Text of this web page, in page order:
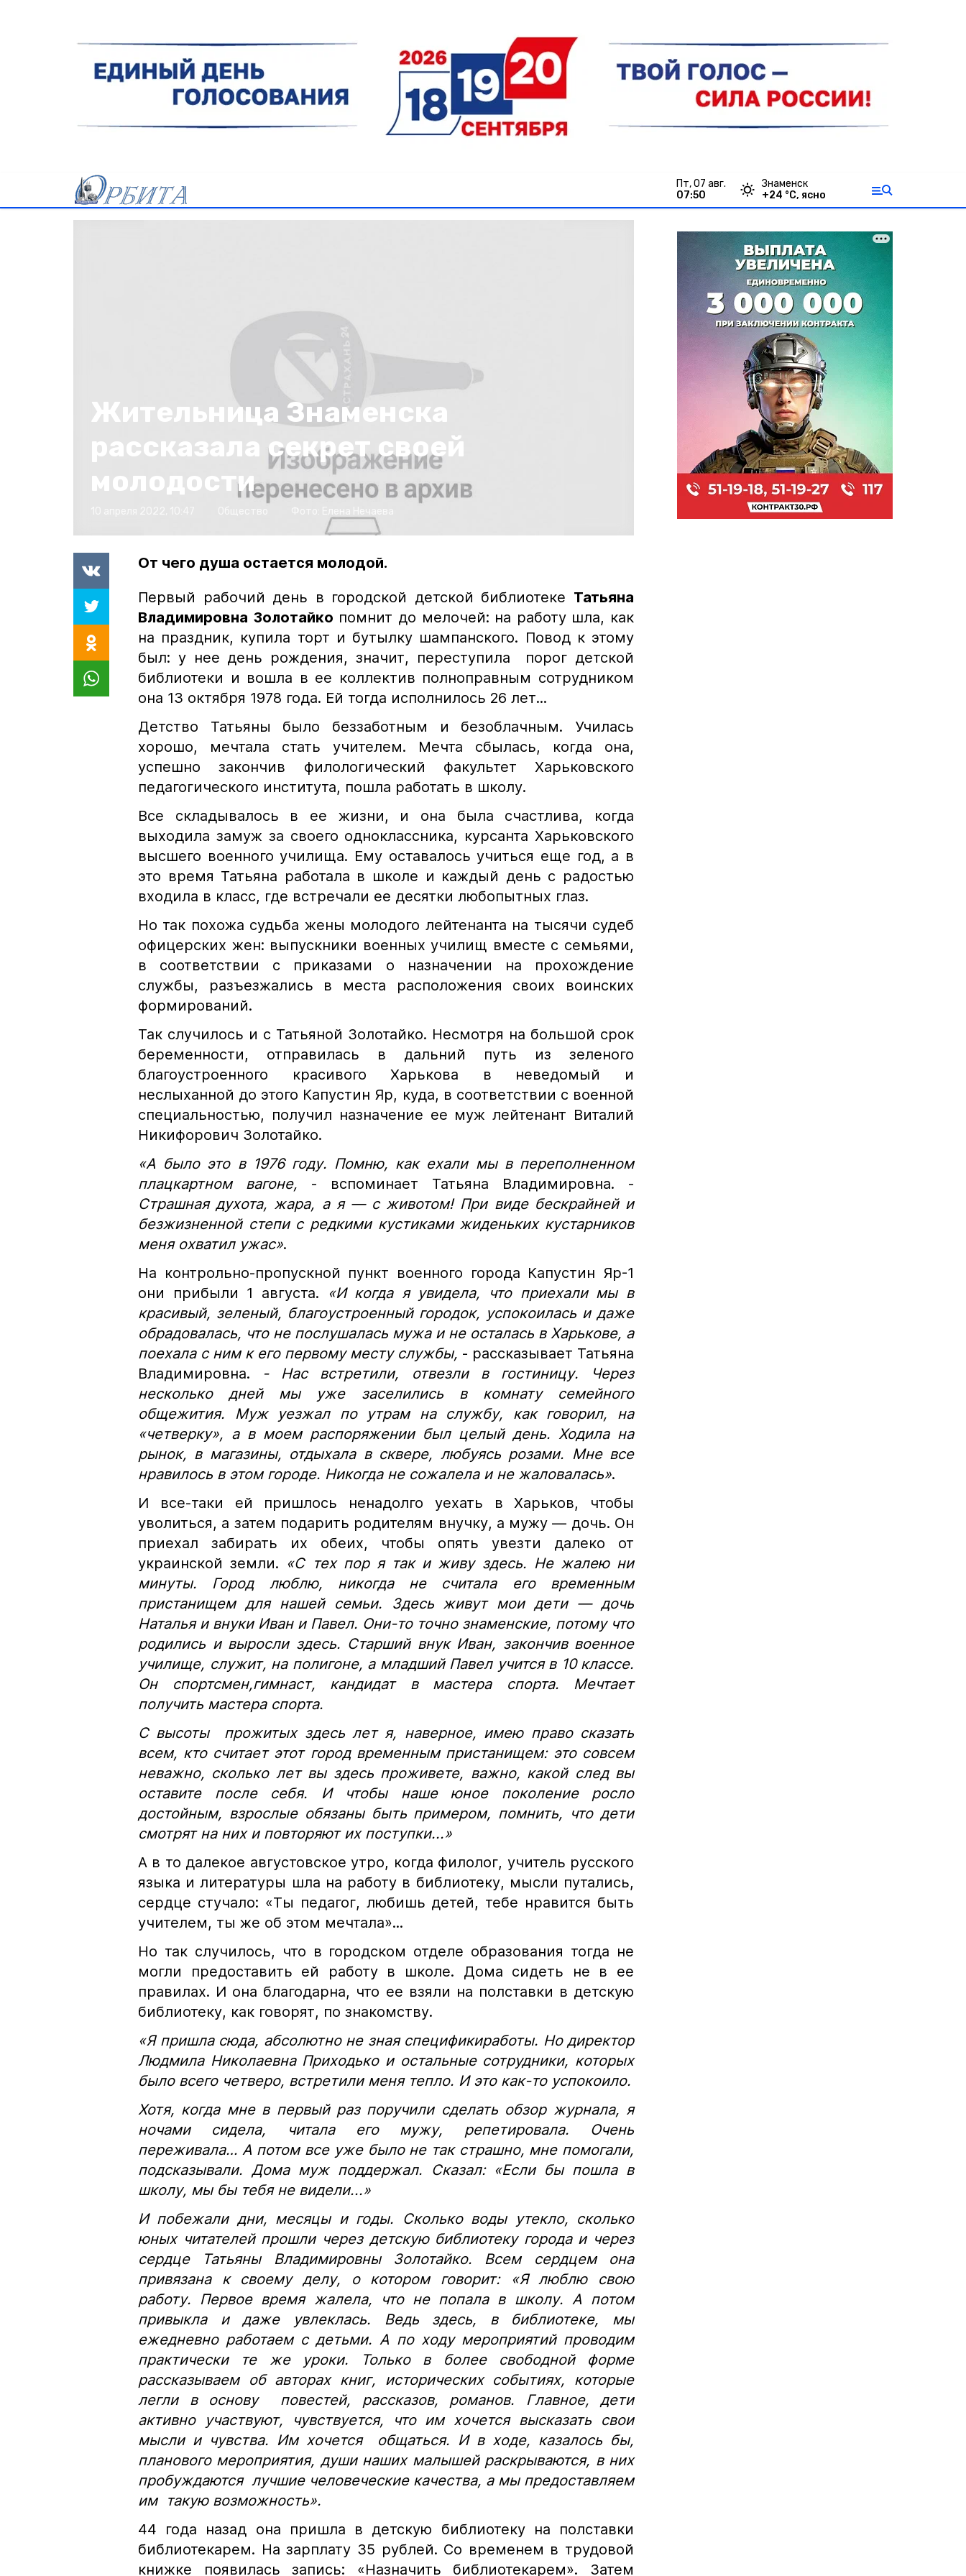
пт, 07 авг.
07:50
Знаменск
+24 °С, ясно
Жительница Знаменска
рассказала секрет своей
молодости
От чего душа остается молодой.
Первый рабочий день в городской детской библиотеке Татьяна
Владимировна Золотайко помнит до мелочей: на работу шла, как
на праздник, купила торт и бутылку шампанского. Повод к этому
был: у нее день рождения, значит, переступила порог детской
библиотеки и вошла в ее коллектив полноправным сотрудником
она 13 октября 1978 года. Ей тогда исполнилось 26 лет...
Детство Татьяны было беззаботным и безоблачным. Училась
хорошо, мечтала стать учителем. Мечта сбылась, когда она,
успешно закончив филологический факультет Харьковского
педагогического института, пошла работать в школу.
Все складывалось в ее жизни, и она была счастлива, когда
выходила замуж за своего одноклассника, курсанта Харьковского
высшего военного училища. Ему оставалось учиться еще год, а в
это время Татьяна работала в школе и каждый день с радостью
входила в класс, где встречали ее десятки любопытных глаз.
Но так похожа судьба жены молодого лейтенанта на тысячи судеб
офицерских жен: выпускники военных училищ вместе с семьями,
в соответствии с приказами о назначении на прохождение
службы, разъезжались в места расположения своих воинских
формирований.
Так случилось и с Татьяной Золотайко. Несмотря на большой срок
беременности, отправилась в дальний путь из зеленого
благоустроенного красивого Харькова в неведомый и
неслыханной до этого Капустин Яр, куда, в соответствии с военной
специальностью, получил назначение ее муж лейтенант Виталий
Никифорович Золотайко.
«А было это в 1976 году. Помню, как ехали мы в переполненном
плацкартном вагоне, - вспоминает Татьяна Владимировна. -
Страшная духота, жара, а я — с животом! При виде бескрайней и
безжизненной степи с редкими кустиками жиденьких кустарников
меня охватил ужас».
На контрольно-пропускной пункт военного города Капустин Яр-1
они прибыли 1 августа.
«И когда я увидела, что приехали мы в
красивый, зеленый, благоустроенный городок, успокоилась и даже
обрадовалась, что не послушалась мужа и не осталась в Харькове, а
поехала с ним к его первому месту службы, - рассказывает Татьяна
Владимировна.
- Нас встретили, отвезли в гостиницу. Через
несколько дней мы уже заселились в комнату семейного
общежития. Муж уезжал по утрам на службу, как говорил, на
«четверку», а в моем распоряжении был целый день. Ходила на
рынок, в магазины, отдыхала в сквере, любуясь розами. Мне все
нравилось в этом городе. Никогда не сожалела и не жаловалась».
И все-таки ей пришлось ненадолго уехать в Харьков, чтобы
уволиться, а затем подарить родителям внучку, а мужу — дочь. Он
приехал забирать их обеих, чтобы опять увезти далеко от
украинской земли. «С тех пор я так и живу здесь. Не жалею ни
минуты. Город люблю, никогда не считала его временным
пристанищем для нашей семьи. Здесь живут мои дети — дочь
Наталья и внуки Иван и Павел. Они-то точно знаменские, потому что
родились и выросли здесь. Старший внук Иван, закончив военное
училище, служит, на полигоне, а младший Павел учится в 10 классе.
Он спортсмен,гимнаст, кандидат в мастера спорта. Мечтает
получить мастера спорта.
С высоты прожитых здесь лет я, наверное, имею право сказать
всем, кто считает этот город временным пристанищем: это совсем
неважно, сколько лет вы здесь проживете, важно, какой след вы
оставите после себя. И чтобы наше юное поколение росло
достойным, взрослые обязаны быть примером, помнить, что дети
смотрят на них и повторяют их поступки...»
А в то далекое августовское утро, когда филолог, учитель русского
языка и литературы шла на работу в библиотеку, мысли путались,
сердце стучало: «Ты педагог, любишь детей, тебе нравится быть
учителем, ты же об этом мечтала»...
Но так случилось, что в городском отделе образования тогда не
могли предоставить ей работу в школе. Дома сидеть не в ее
правилах. И она благодарна, что ее взяли на полставки в детскую
библиотеку, как говорят, по знакомству.
«Я пришла сюда, абсолютно не зная спецификиработы. Но директор
Людмила Николаевна Приходько и остальные сотрудники, которых
было всего четверо, встретили меня тепло. И это как-то успокоило.
Хотя, когда мне в первый раз поручили сделать обзор журнала, я
ночами сидела, читала его мужу, репетировала. Очень
переживала… А потом все уже было не так страшно, мне помогали,
подсказывали. Дома муж поддержал. Сказал: «Если бы пошла в
школу, мы бы тебя не видели...»
И побежали дни, месяцы и годы. Сколько воды утекло, сколько
юных читателей прошли через детскую библиотеку города и через
сердце Татьяны Владимировны Золотайко. Всем сердцем она
привязана к своему делу, о котором говорит: «Я люблю свою
работу. Первое время жалела, что не попала в школу. А потом
привыкла и даже увлеклась. Ведь здесь, в библиотеке, мы
ежедневно работаем с детьми. А по ходу мероприятий проводим
практически те же уроки. Только в более свободной форме
рассказываем об авторах книг, исторических событиях, которые
легли в основу повестей, рассказов, романов. Главное, дети
активно участвуют, чувствуется, что им хочется высказать свои
мысли и чувства. Им хочется общаться. И в ходе, казалось бы,
планового мероприятия, души наших малышей раскрываются, в них
пробуждаются лучшие человеческие качества, а мы предоставляем
им такую возможность».
44 года назад она пришла в детскую библиотеку на полставки
библиотекарем. На зарплату 35 рублей. Со временем в трудовой
книжке появилась запись: «Назначить библиотекарем». Затем